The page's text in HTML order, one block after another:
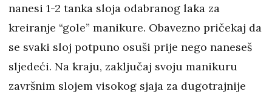
nanesi 1-2 tanka sloja odabranog laka za
kreiranje “gole” manikure. Obavezno pričekaj da
se svaki sloj potpuno osuši prije nego naneseš
sljedeći. Na kraju, zaključaj svoju manikuru
završnim slojem visokog sjaja za dugotrajnije